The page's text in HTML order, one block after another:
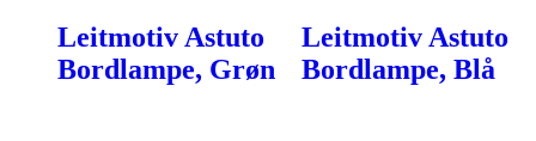
Leitmotiv Astuto
Bordlampe, Grøn
Leitmotiv Astuto
Bordlampe, Blå